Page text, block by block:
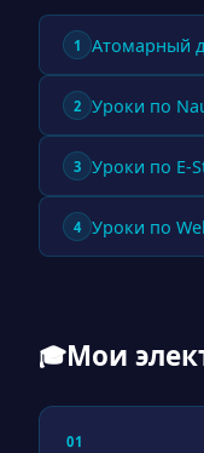
1 Атомарный
2 Уроки по
3 Уроки по E-
4 Уроки по
🎓Мои
01